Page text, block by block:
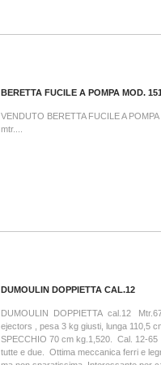
BERETTA FUCILE A POMPA MOD.
VENDUTO BERETTA FUCILE A
mtr....
DUMOULIN DOPPIETTA CAL.12
DUMOULIN DOPPIETTA cal.12
ejectors , pesa 3 kg giusti, lunga 110,5
SPECCHIO 70 cm kg.1,520. Cal. 12-
tutte e due. Ottima meccanica ferri e